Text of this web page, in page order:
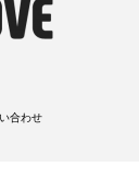
合わせ